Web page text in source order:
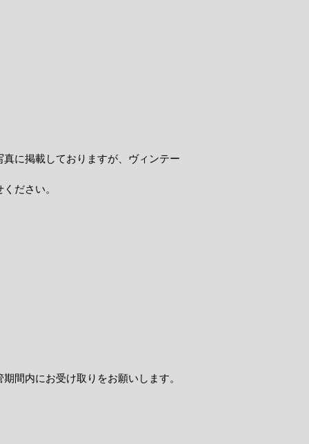
に掲載しておりますが、ヴィンテー
ださい。
間内にお受け取りをお願いします。